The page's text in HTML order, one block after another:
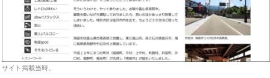
サイト掲載当時。